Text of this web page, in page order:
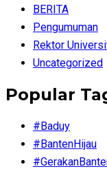
BERITA
Pengumuman
Rektor
Uncategorized
Popular
#Baduy
#BantenHijau